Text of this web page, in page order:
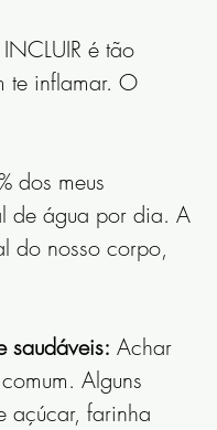
INCLUIR é tão
te inflamar. O
dos meus
de água por dia. A
do nosso corpo,
saudáveis: Achar
Alguns
açúcar, farinha